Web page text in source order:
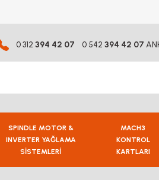
0 312 394 42 07 0 542 394 42 07
SPINDLE MOTOR &
INVERTER YAĞLAMA
SİSTEMLERİ
MACH3
KONTROL
KARTLARI